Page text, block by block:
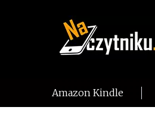
Amazon Kindle